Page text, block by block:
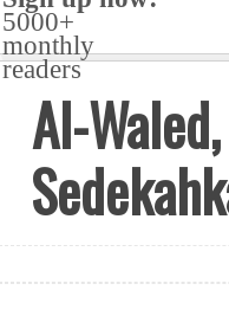
5000+
monthly
readers
Al-